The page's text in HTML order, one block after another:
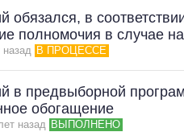
обязался, в
полномочия в случае
назад В ПРОЦЕССЕ
в предвыборной
обогащение
назад ВЫПОЛНЕНО